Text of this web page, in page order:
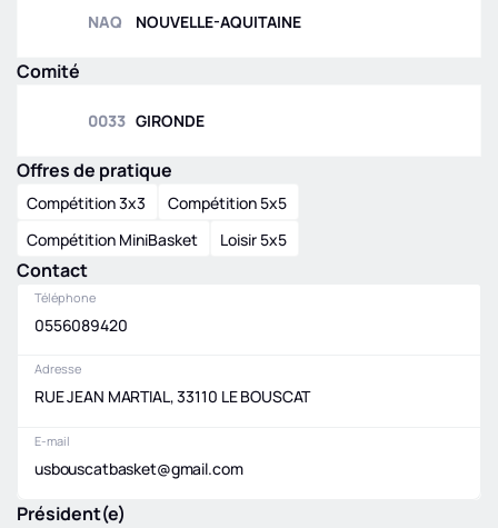
A
NAQ NOUVELLE-AQUITAINE
Comité
0033 GIRONDE
Offres de pratique
Compétition 3x3
Compétition 5x5
Compétition MiniBasket
Loisir 5x5
Contact
Téléphone
0556089420
Adresse
RUE JEAN MARTIAL, 33110 LE BOUSCAT
E-mail
usbouscatbasket@gmail.com
Président(e)